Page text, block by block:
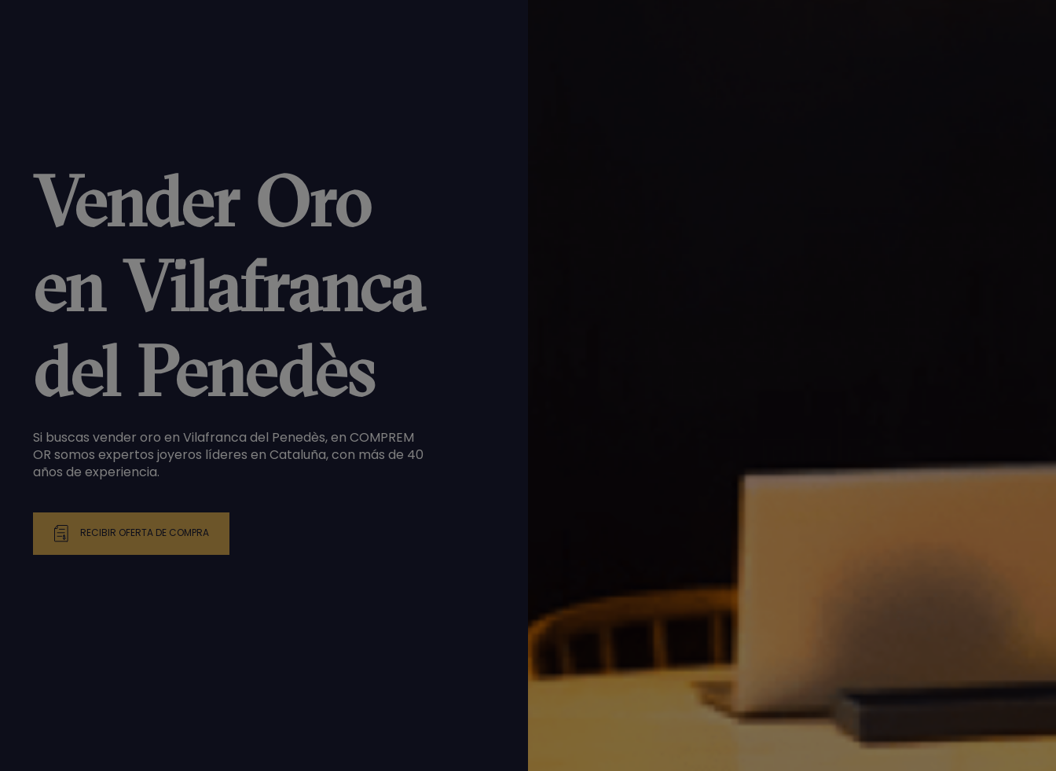
Vender Oro
en Vilafranca
del Penedès
Si buscas vender oro en Vilafranca del Penedès, en COMPREM
OR somos expertos joyeros líderes en Cataluña, con más de 40
años de experiencia.
RECIBIR OFERTA DE COMPRA